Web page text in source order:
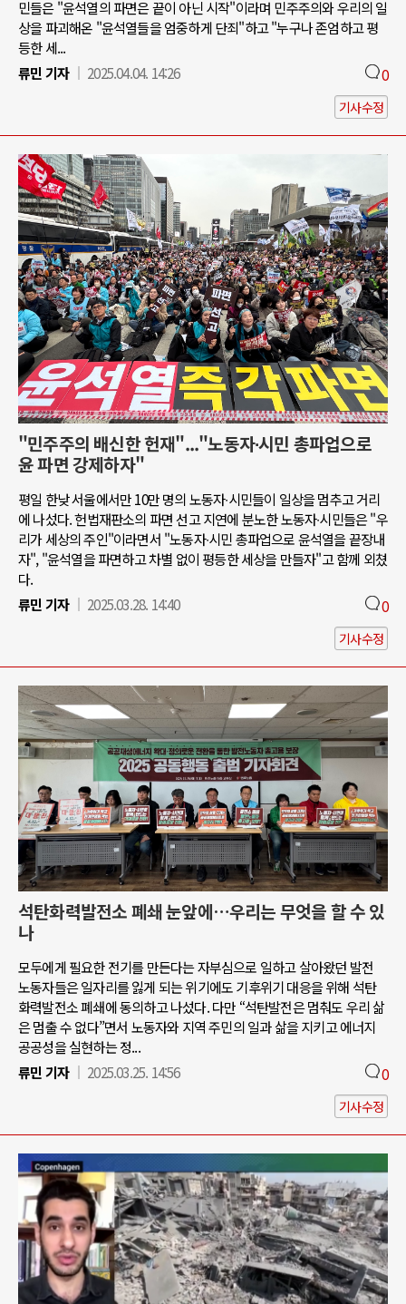
민들은 "윤석열의 파면은 끝이 아닌 시작"이라며 민주주의와 우리의 일
상을 파괴해온 "윤석열들을 엄중하게 단죄"하고 "누구나 존엄하고 평
등한 세...
류민 기자
2025.04.04. 14:26 0
기사수정
"민주주의 배신한 헌재"..."노동자∙시민 총파업으로
윤 파면 강제하자"
평일 한낮 서울에서만 10만 명의 노동자∙시민들이 일상을 멈추고 거리
에 나섰다. 헌법재판소의 파면 선고 지연에 분노한 노동자∙시민들은 "우
리가 세상의 주인"이라면서 "노동자∙시민 총파업으로 윤석열을 끝장내
자", "윤석열을 파면하고 차별 없이 평등한 세상을 만들자"고 함께 외쳤
다.
류민 기자
2025.03.28. 14:40 0
기사수정
석탄화력발전소 폐쇄 눈앞에…우리는 무엇을 할 수 있
나
모두에게 필요한 전기를 만든다는 자부심으로 일하고 살아왔던 발전
노동자들은 일자리를 잃게 되는 위기에도 기후위기 대응을 위해 석탄
화력발전소 폐쇄에 동의하고 나섰다. 다만 “석탄발전은 멈춰도 우리 삶
은 멈출 수 없다”면서 노동자와 지역 주민의 일과 삶을 지키고 에너지
공공성을 실현하는 정...
류민 기자
2025.03.25. 14:56 0
기사수정